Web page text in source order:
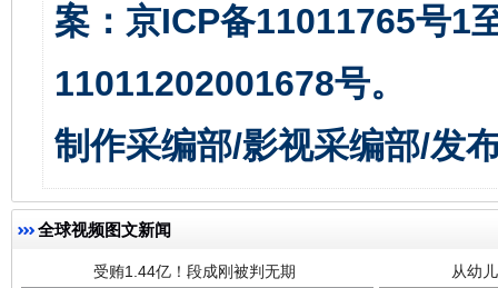
案：京ICP备11011765号1
11011202001678号。
制作采编部/影视采编部/发
全球视频图文新闻
受贿1.44亿！段成刚被判无期 从幼